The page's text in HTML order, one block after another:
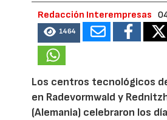
Redacción Interempresas
1464
Los centros tecnológicos
en Radevormwald y
(Alemania) celebraron los